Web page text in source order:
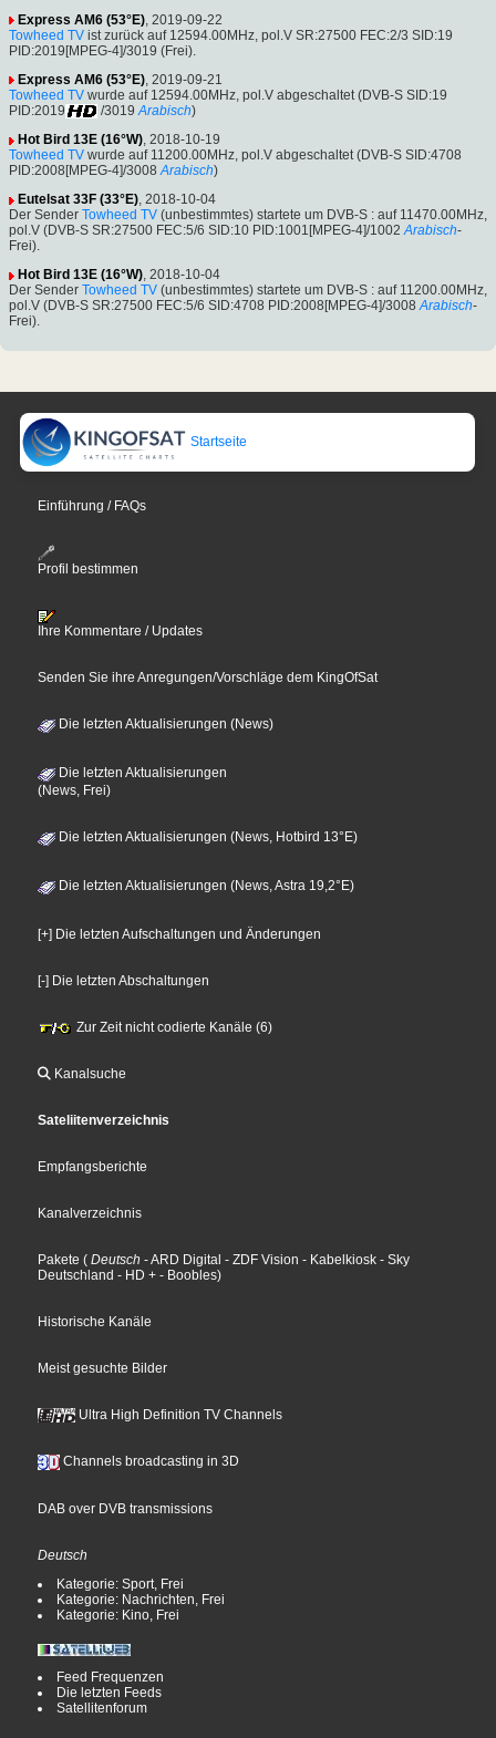
Express AM6 (53°E), 2019-09-22
Towheed TV ist zurück auf 12594.00MHz, pol.V SR:27500 FEC:2/3 SID:19
PID:2019[MPEG-4]/3019 (Frei).
Express AM6 (53°E), 2019-09-21
Towheed TV wurde auf 12594.00MHz, pol.V abgeschaltet (DVB-S SID:19
PID:2019
/3019 Arabisch)
Hot Bird 13E (16°W), 2018-10-19
Towheed TV wurde auf 11200.00MHz, pol.V abgeschaltet (DVB-S SID:4708
PID:2008[MPEG-4]/3008 Arabisch)
Eutelsat 33F (33°E), 2018-10-04
Der Sender Towheed TV (unbestimmtes) startete um DVB-S : auf 11470.00MHz,
pol.V (DVB-S SR:27500 FEC:5/6 SID:10 PID:1001[MPEG-4]/1002 Arabisch-
Frei).
Hot Bird 13E (16°W), 2018-10-04
Der Sender Towheed TV (unbestimmtes) startete um DVB-S : auf 11200.00MHz,
pol.V (DVB-S SR:27500 FEC:5/6 SID:4708 PID:2008[MPEG-4]/3008 Arabisch-
Frei).
Startseite
Einführung / FAQs
Profil bestimmen
Ihre Kommentare / Updates
Senden Sie ihre Anregungen/Vorschläge dem KingOfSat
Die letzten Aktualisierungen (News)
Die letzten Aktualisierungen
(News, Frei)
Die letzten Aktualisierungen (News, Hotbird 13°E)
Die letzten Aktualisierungen (News, Astra 19,2°E)
[+] Die letzten Aufschaltungen und Änderungen
[-] Die letzten Abschaltungen
Zur Zeit nicht codierte Kanäle (6)
Kanalsuche
Sateliitenverzeichnis
Empfangsberichte
Kanalverzeichnis
Pakete ( Deutsch - ARD Digital - ZDF Vision - Kabelkiosk - Sky
Deutschland - HD + - Boobles)
Historische Kanäle
Meist gesuchte Bilder
Ultra High Definition TV Channels
Channels broadcasting in 3D
DAB over DVB transmissions
Deutsch
Kategorie: Sport, Frei
Kategorie: Nachrichten, Frei
Kategorie: Kino, Frei
Feed Frequenzen
Die letzten Feeds
Satellitenforum